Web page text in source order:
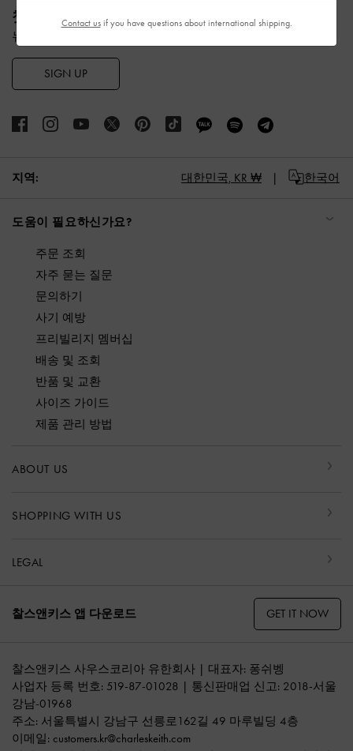
첫 구매 10% 할인 혜택
뉴스레터 구독과 계정 생성 시 적용됩니다.
SIGN UP
지역: 대한민국, KR ₩ 한국어
도움이 필요하신가요?
주문 조회
자주 묻는 질문
문의하기
사기 예방
프리빌리지 멤버십
배송 및 조회
반품 및 교환
사이즈 가이드
제품 관리 방법
ABOUT US
SHOPPING WITH US
LEGAL
찰스앤키스 앱 다운로드 GET IT NOW
찰스앤키스 사우스코리아 유한회사 | 대표자: 퐁쉬벵
사업자 등록 번호: 519-87-01028 | 통신판매업 신고: 2018-서울
강남-01968
주소: 서울특별시 강남구 선릉로162길 49 마루빌딩 4층
이메일: customers.kr@charleskeith.com
Contact usif you have questions about international shipping.